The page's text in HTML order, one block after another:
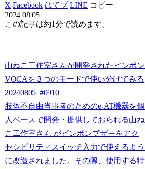
X Facebook はてブ LINE コピー
2024.08.05
この記事は約1分で読めます。
山ねこ工作室さんが開発されたピンポン
VOCAを３つのモードで使い分けてみる
20240805_#0910
肢体不自由当事者のためのe-AT機器を個
人ベースで開発・提供しておられる山ね
こ工作室さん がピンポンブザーをアク
セシビリティスイッチ入力で使えるよう
に改造されました。その際、使用する特